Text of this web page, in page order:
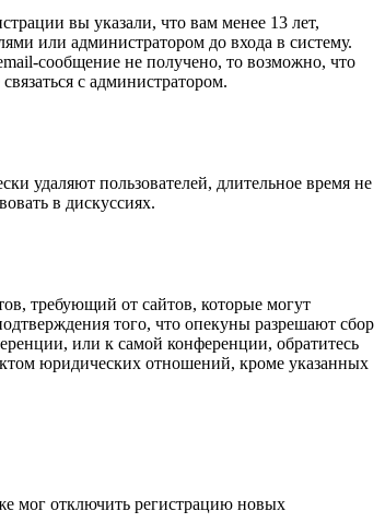
вы указали, что вам менее 13 лет,
или администратором до входа в систему.
сообщение не получено, то возможно, что
с администратором.
удаляют пользователей, длительное время не
в дискуссиях.
требующий от сайтов, которые могут
того, что опекуны разрешают сбор
или к самой конференции, обратитесь
юридических отношений, кроме указанных
мог отключить регистрацию новых